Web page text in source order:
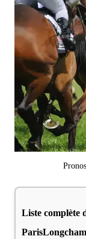
Liste complète